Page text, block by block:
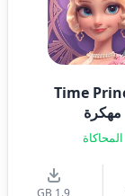
Time
مهكرة
المحاكاة